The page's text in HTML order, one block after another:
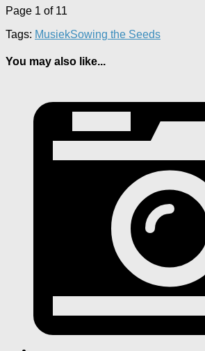
Page 1 of 11
Tags: MusiekSowing the Seeds
You may also like...